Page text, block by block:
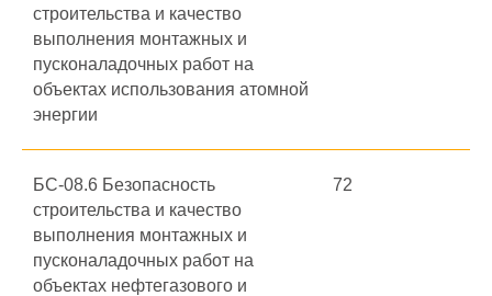
строительства и качество
выполнения монтажных и
пусконаладочных работ на
объектах использования атомной
энергии
БС-08.6 Безопасность
строительства и качество
выполнения монтажных и
пусконаладочных работ на
объектах нефтегазового и
72